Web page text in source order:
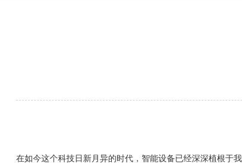
在如今这个科技日新月异的时代，智能设备已经深深植根